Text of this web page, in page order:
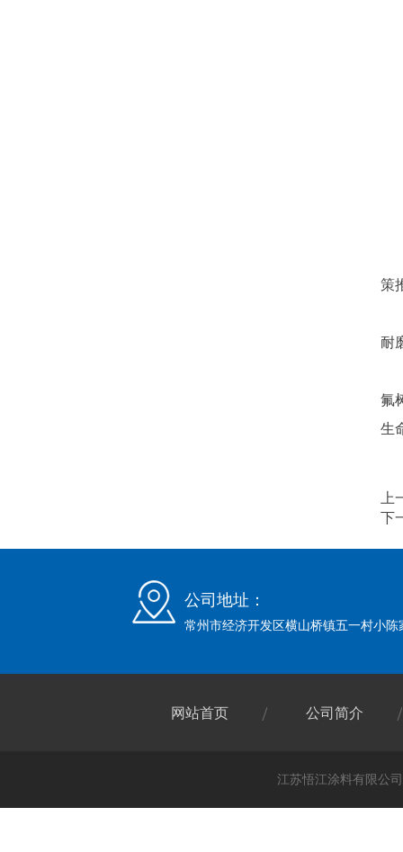
策
耐
氟
生
下
公司地址：
常州市经济开发区横山桥镇五一村小陈
网站首页 公司简介
江苏悟江涂料有限公